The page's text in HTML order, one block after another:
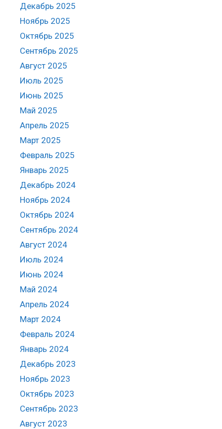
Декабрь 2025
Ноябрь 2025
Октябрь 2025
Сентябрь 2025
Август 2025
Июль 2025
Июнь 2025
Май 2025
Апрель 2025
Март 2025
Февраль 2025
Январь 2025
Декабрь 2024
Ноябрь 2024
Октябрь 2024
Сентябрь 2024
Август 2024
Июль 2024
Июнь 2024
Май 2024
Апрель 2024
Март 2024
Февраль 2024
Январь 2024
Декабрь 2023
Ноябрь 2023
Октябрь 2023
Сентябрь 2023
Август 2023